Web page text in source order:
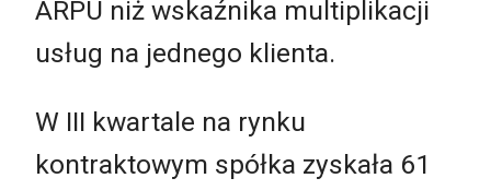
ARPU niż wskaźnika multiplikacji
usług na jednego klienta.
W III kwartale na rynku
kontraktowym spółka zyskała 61